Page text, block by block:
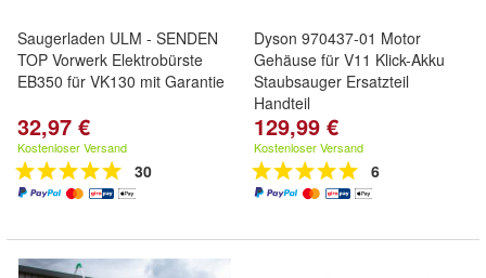
Saugerladen ULM - SENDEN
TOP Vorwerk Elektrobürste
EB350 für VK130 mit Garantie
32,97 €
Kostenloser Versand
30
Dyson 970437-01 Motor
Gehäuse für V11 Klick-Akku
Staubsauger Ersatzteil
Handteil
129,99 €
Kostenloser Versand
6